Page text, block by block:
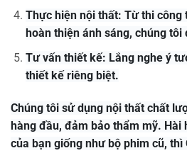
Thực hiện nội thất: Từ thi công
hoàn thiện ánh sáng, chúng
Tư vấn thiết kế: Lắng nghe ý
thiết kế riêng biệt.
Chúng tôi sử dụng nội thất chất
hàng đầu, đảm bảo thẩm mỹ. Hài
của bạn giống như bộ phim cũ,